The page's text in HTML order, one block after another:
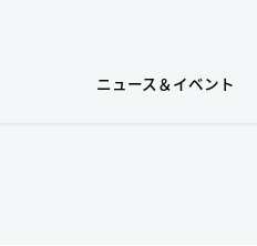
ニュース＆イベント